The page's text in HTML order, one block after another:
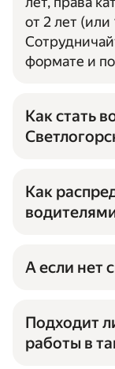
от 2 лет
формате и
Как стать
помощь
по
и
Чтобы вы
Как
Про — с
показатель
чаще будут
А если нет
подходящего
выходить на
Подходит
работы в